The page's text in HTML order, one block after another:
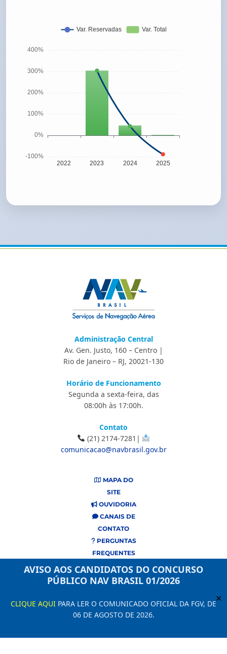
AVISO AOS CANDIDATOS DO CONCURSO
PÚBLICO NAV BRASIL 01/2026
CLIQUE AQUI PARA LER O COMUNICADO OFICIAL DA FGV, DE
06 DE AGOSTO DE 2026.
✕
Administração Central
Av. Gen. Justo, 160 – Centro |
Rio de Janeiro – RJ, 20021-130
Horário de Funcionamento
Segunda a sexta-feira, das
08:00h às 17:00h.
Contato
(21) 2174-7281|
comunicacao@navbrasil.gov.br
MAPA DO
SITE
OUVIDORIA
CANAIS DE
CONTATO
PERGUNTAS
FREQUENTES